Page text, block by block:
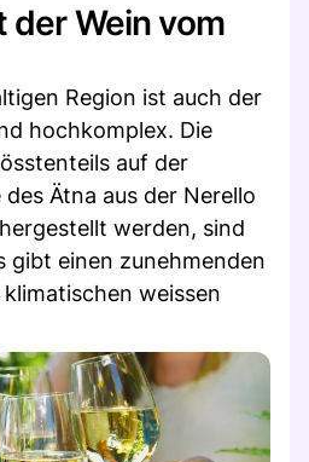
der Wein vom
Region ist auch der
hochkomplex. Die
auf der
Ätna aus der Nerello
werden, sind
gibt einen zunehmenden
weissen